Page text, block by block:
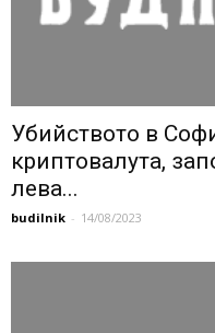
Убийството в
криптовалута,
лева...
budilnik - 14/08/2023